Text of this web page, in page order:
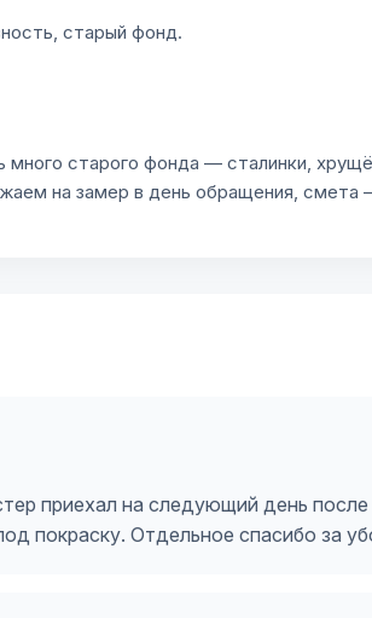
старый фонд.
много старого фонда — сталинки,
на замер в день обращения,
приехал на следующий день
покраску. Отдельное спасибо за